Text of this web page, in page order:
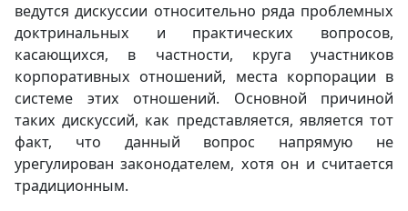
ведутся дискуссии относительно ряда проблемных
доктринальных и практических вопросов,
касающихся, в частности, круга участников
корпоративных отношений, места корпорации в
системе этих отношений. Основной причиной
таких дискуссий, как представляется, является тот
факт, что данный вопрос напрямую не
урегулирован законодателем, хотя он и считается
традиционным.